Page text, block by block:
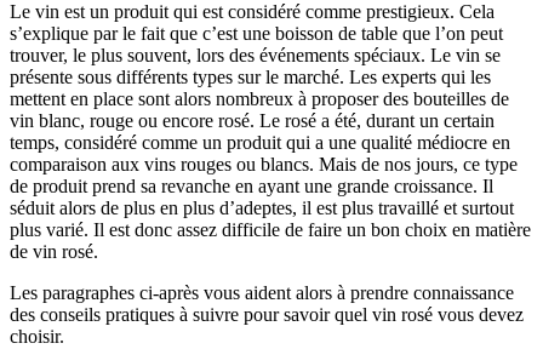
Le vin est un produit qui est considéré comme prestigieux. Cela
s’explique par le fait que c’est une boisson de table que l’on peut
trouver, le plus souvent, lors des événements spéciaux. Le vin se
présente sous différents types sur le marché. Les experts qui les
mettent en place sont alors nombreux à proposer des bouteilles de
vin blanc, rouge ou encore rosé. Le rosé a été, durant un certain
temps, considéré comme un produit qui a une qualité médiocre en
comparaison aux vins rouges ou blancs. Mais de nos jours, ce type
de produit prend sa revanche en ayant une grande croissance. Il
séduit alors de plus en plus d’adeptes, il est plus travaillé et surtout
plus varié. Il est donc assez difficile de faire un bon choix en matière
de vin rosé.
Les paragraphes ci-après vous aident alors à prendre connaissance
des conseils pratiques à suivre pour savoir quel vin rosé vous devez
choisir.